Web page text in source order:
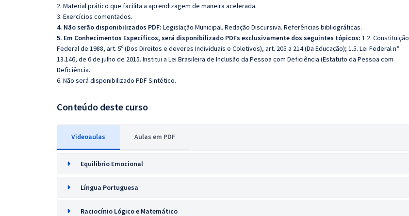
2. Material prático que facilita a aprendizagem de maneira acelerada.
3. Exercícios comentados.
4. Não serão disponibilizados PDF: Legislação Municipal. Redação Discursiva. Referências bibliográficas.
5. Em Conhecimentos Específicos, será disponibilizado PDFs exclusivamente dos seguintes tópicos: 1.2. Constituição
Federal de 1988, art. 5º (Dos Direitos e deveres Individuais e Coletivos), art. 205 a 214 (Da Educação); 1.5. Lei Federal n°
13.146, de 6 de julho de 2015. Institui a Lei Brasileira de Inclusão da Pessoa com Deficiência (Estatuto da Pessoa com
Deficiência.
6. Não será disponibilizado PDF Sintético.
Conteúdo deste curso
Videoaulas Aulas em PDF
Equilíbrio Emocional
Língua Portuguesa
Raciocínio Lógico e Matemático